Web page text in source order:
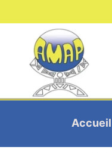
Accueil